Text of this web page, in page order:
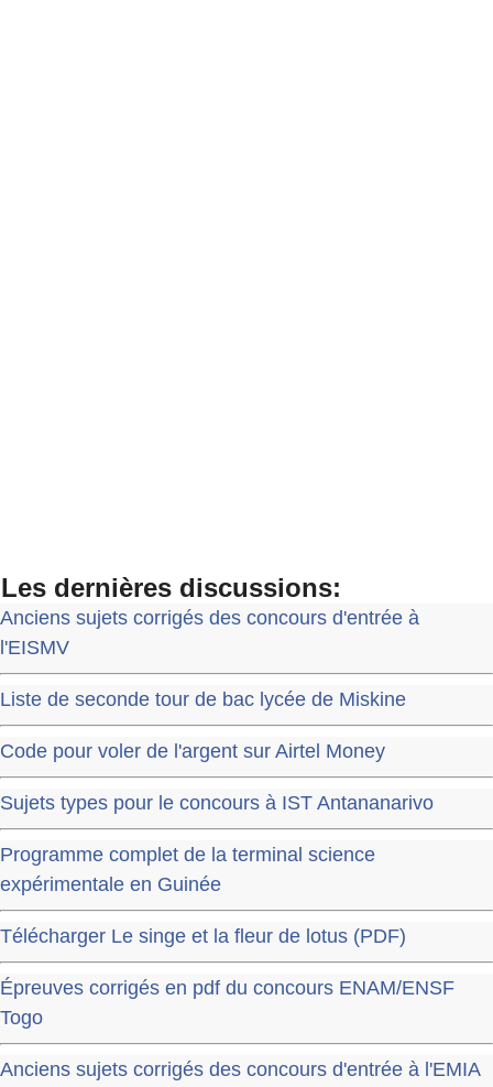
Les dernières discussions:
Anciens sujets corrigés des concours d'entrée à
l'EISMV
Liste de seconde tour de bac lycée de Miskine
Code pour voler de l'argent sur Airtel Money
Sujets types pour le concours à IST Antananarivo
Programme complet de la terminal science
expérimentale en Guinée
Télécharger Le singe et la fleur de lotus (PDF)
Épreuves corrigés en pdf du concours ENAM/ENSF
Togo
Anciens sujets corrigés des concours d'entrée à l'EMIA